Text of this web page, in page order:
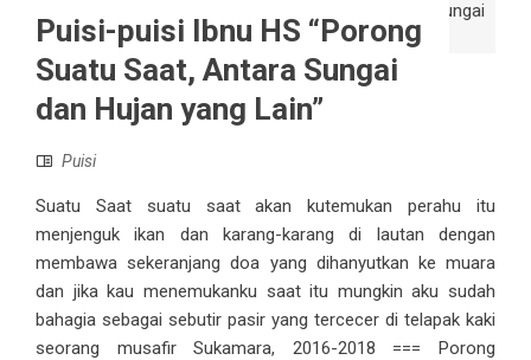
Puisi-puisi Ibnu HS “Porong
Suatu Saat, Antara Sungai
dan Hujan yang Lain”
Puisi
Suatu Saat suatu saat akan kutemukan perahu itu
menjenguk ikan dan karang-karang di lautan dengan
membawa sekeranjang doa yang dihanyutkan ke muara
dan jika kau menemukanku saat itu mungkin aku sudah
bahagia sebagai sebutir pasir yang tercecer di telapak kaki
seorang musafir Sukamara, 2016-2018 === Porong